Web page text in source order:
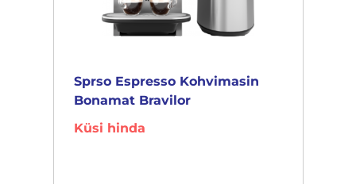
Sprso Espresso Kohvimasin
Bonamat Bravilor
Küsi hinda